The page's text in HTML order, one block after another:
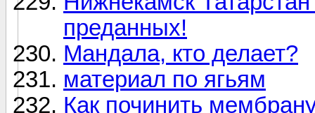
преданных!
Мандала, кто делает?
материал по ягьям
Как починить